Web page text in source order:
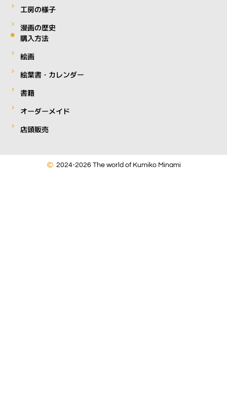
工房の様子
漫画の歴史
購入方法
絵画
絵葉書・カレンダー
書籍
オーダーメイド
店頭販売
2024-2026 The world of Kumiko Minami